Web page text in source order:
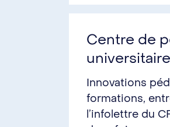
Centre de
universitaire
Innovations
formations,
l’infolettre du